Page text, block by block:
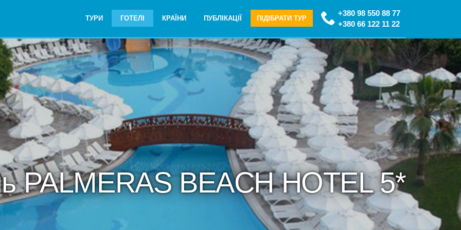
+380 98 550 88 77
+380 66 122 11 22
ТУРИ ГОТЕЛІ КРАЇНИ ПУБЛІКАЦІЇ ПІДІБРАТИ ТУР
PALMERAS BEACH HOTEL 5*